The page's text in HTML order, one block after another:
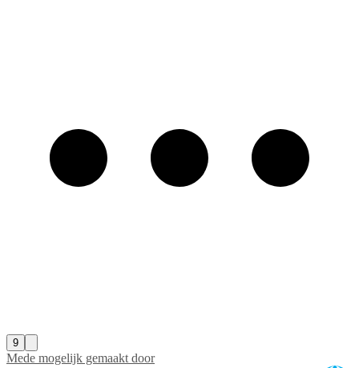
9
Mede mogelijk gemaakt door